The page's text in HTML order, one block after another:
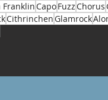
FranklinCapoFuzzChorus
CithrinchenGlamrock